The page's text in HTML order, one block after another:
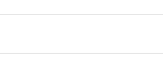
市内の暮らしから、飲食・サウナ・